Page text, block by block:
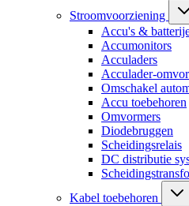
Stroomvoorziening
Accu's &
Accumonitors
Acculaders
Acculader-
Omschakel
Accu toebehoren
Omvormers
Diodebruggen
Scheidingsrelais
DC distributie
Kabel toebehoren